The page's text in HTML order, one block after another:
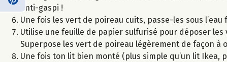
anti-gaspi !
Une fois les vert de poireau cuits, passe-les sous l’eau
Utilise une feuille de papier sulfurisé pour déposer les
Superpose les vert de poireau légèrement de façon à
Une fois ton lit bien monté (plus simple qu’un lit Ikea,